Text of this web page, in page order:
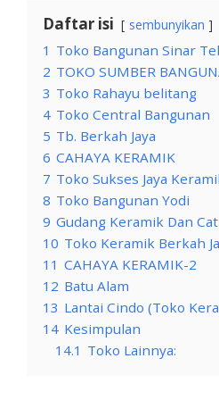
Daftar isi sembunyikan
1 Toko Bangunan Sinar
2 TOKO SUMBER
3 Toko Rahayu belitang
4 Toko Central Bangunan
5 Tb. Berkah Jaya
6 CAHAYA KERAMIK
7 Toko Sukses Jaya
8 Toko Bangunan Yodi
9 Gudang Keramik Dan
10 Toko Keramik Berkah
11 CAHAYA KERAMIK-2
12 Batu Alam
13 Lantai Cindo (Toko
14 Kesimpulan
14.1 Toko Lainnya: